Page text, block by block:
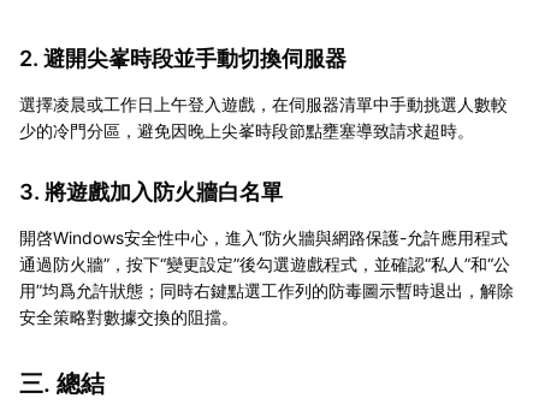
2. 避開尖峯時段並手動切換伺服器
選擇凌晨或工作日上午登入遊戲，在伺服器清單中手動挑選人數較
少的冷門分區，避免因晚上尖峯時段節點壅塞導致請求超時。
3. 將遊戲加入防火牆白名單
開啓Windows安全性中心，進入“防火牆與網路保護-允許應用程式
通過防火牆”，按下“變更設定”後勾選遊戲程式，並確認“私人”和“公
用”均爲允許狀態；同時右鍵點選工作列的防毒圖示暫時退出，解除
安全策略對數據交換的阻擋。
三. 總結